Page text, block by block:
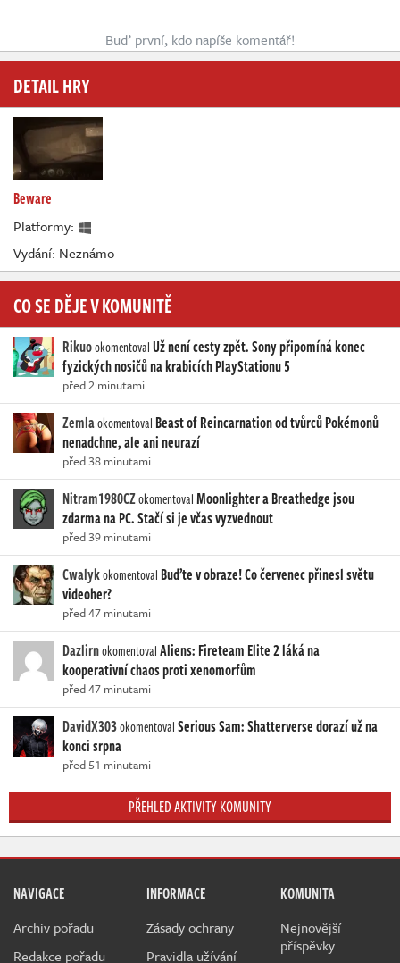
Buď první, kdo napíše komentář!
DETAIL HRY
Beware
Platformy:
Vydání: Neznámo
CO SE DĚJE V KOMUNITĚ
RikuookomentovalUž není cesty zpět. Sony připomíná konec
fyzických nosičů na krabicích PlayStationu 5
před 2 minutami
Zemlaokomentoval Beast of Reincarnation od tvůrců Pokémonů
nenadchne, ale ani neurazí
před 38 minutami
Nitram1980CZokomentovalMoonlighter a Breathedge jsou
zdarma na PC. Stačí si je včas vyzvednout
před 39 minutami
Cwalykokomentoval Buďte v obraze! Co červenec přinesl světu
videoher?
před 47 minutami
DazlirnokomentovalAliens: Fireteam Elite 2 láká na
kooperativní chaos proti xenomorfům
před 47 minutami
DavidX303okomentovalSerious Sam: Shatterverse dorazí už na
konci srpna
před 51 minutami
PŘEHLED AKTIVITY KOMUNITY
NAVIGACE
Archiv pořadu
Redakce pořadu
INFORMACE
Zásady ochrany
Pravidla užívání
KOMUNITA
Nejnovější
příspěvky